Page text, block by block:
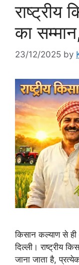
राष्ट्रीय
का
23/12/2025 by
किसान कल्याण से ही
दिल्ली। राष्ट्रीय
जाना जाता है,